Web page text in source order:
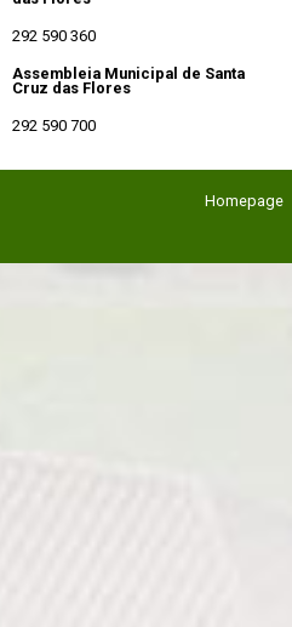
292 590 360
Assembleia Municipal de Santa
Cruz das Flores
292 590 700
Homepage